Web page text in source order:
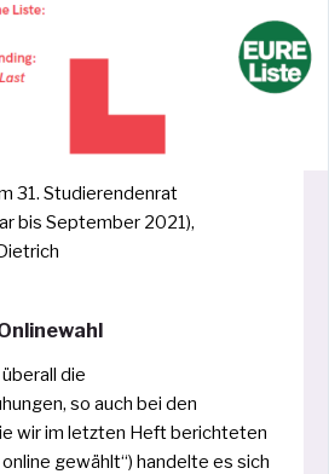
31. Studierendenrat
bis September 2021),
die
so auch bei den
wir im letz­ten Heft berich­te­ten
gewählt“) han­del­te es sich